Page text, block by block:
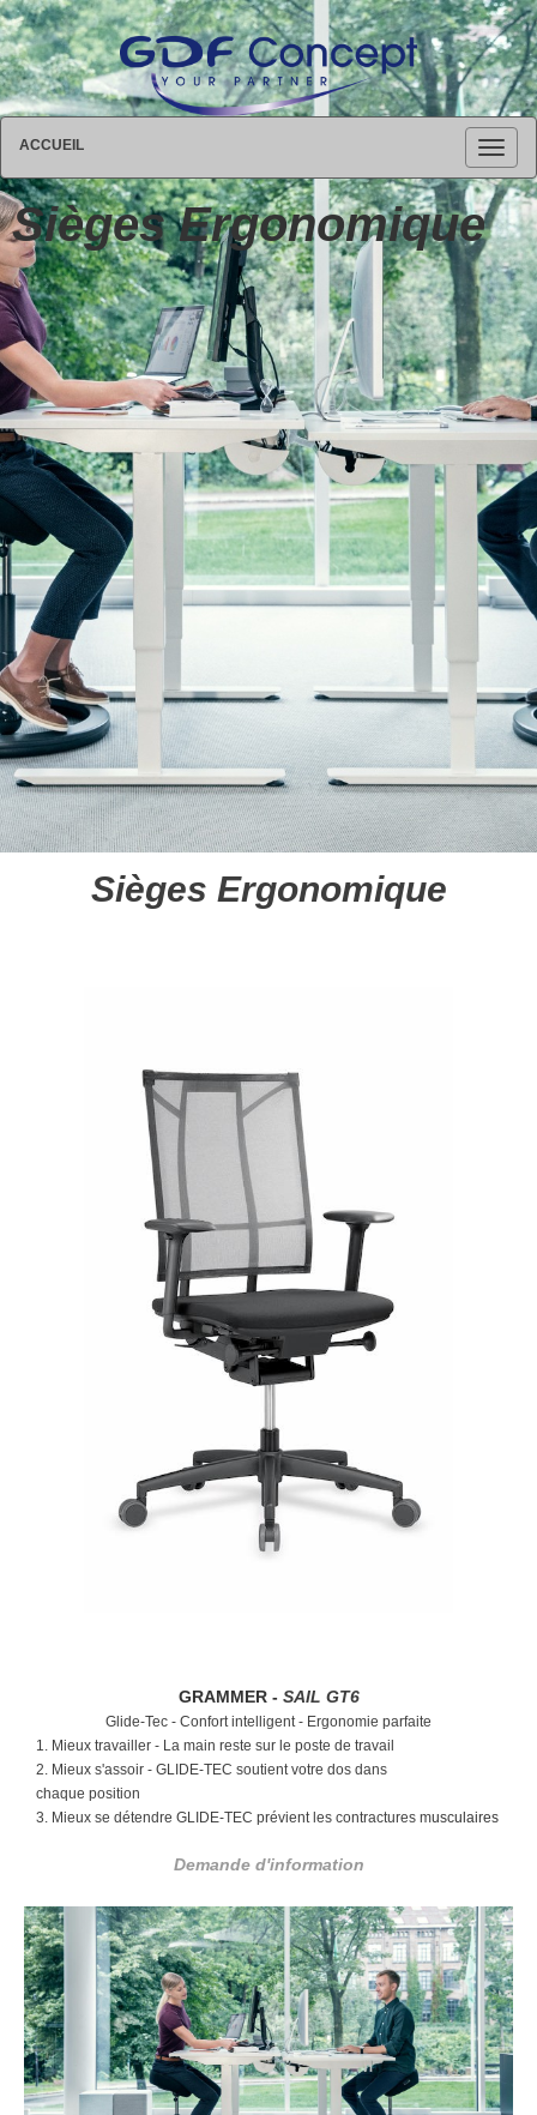
ACCUEIL
Sièges Ergonomique
Sièges Ergonomique
GRAMMER - SAIL GT6
Glide-Tec - Confort intelligent - Ergonomie parfaite
1. Mieux travailler - La main reste sur le poste de travail
2. Mieux s'assoir - GLIDE-TEC soutient votre dos dans
chaque position
3. Mieux se détendre GLIDE-TEC prévient les contractures musculaires
Demande d'information